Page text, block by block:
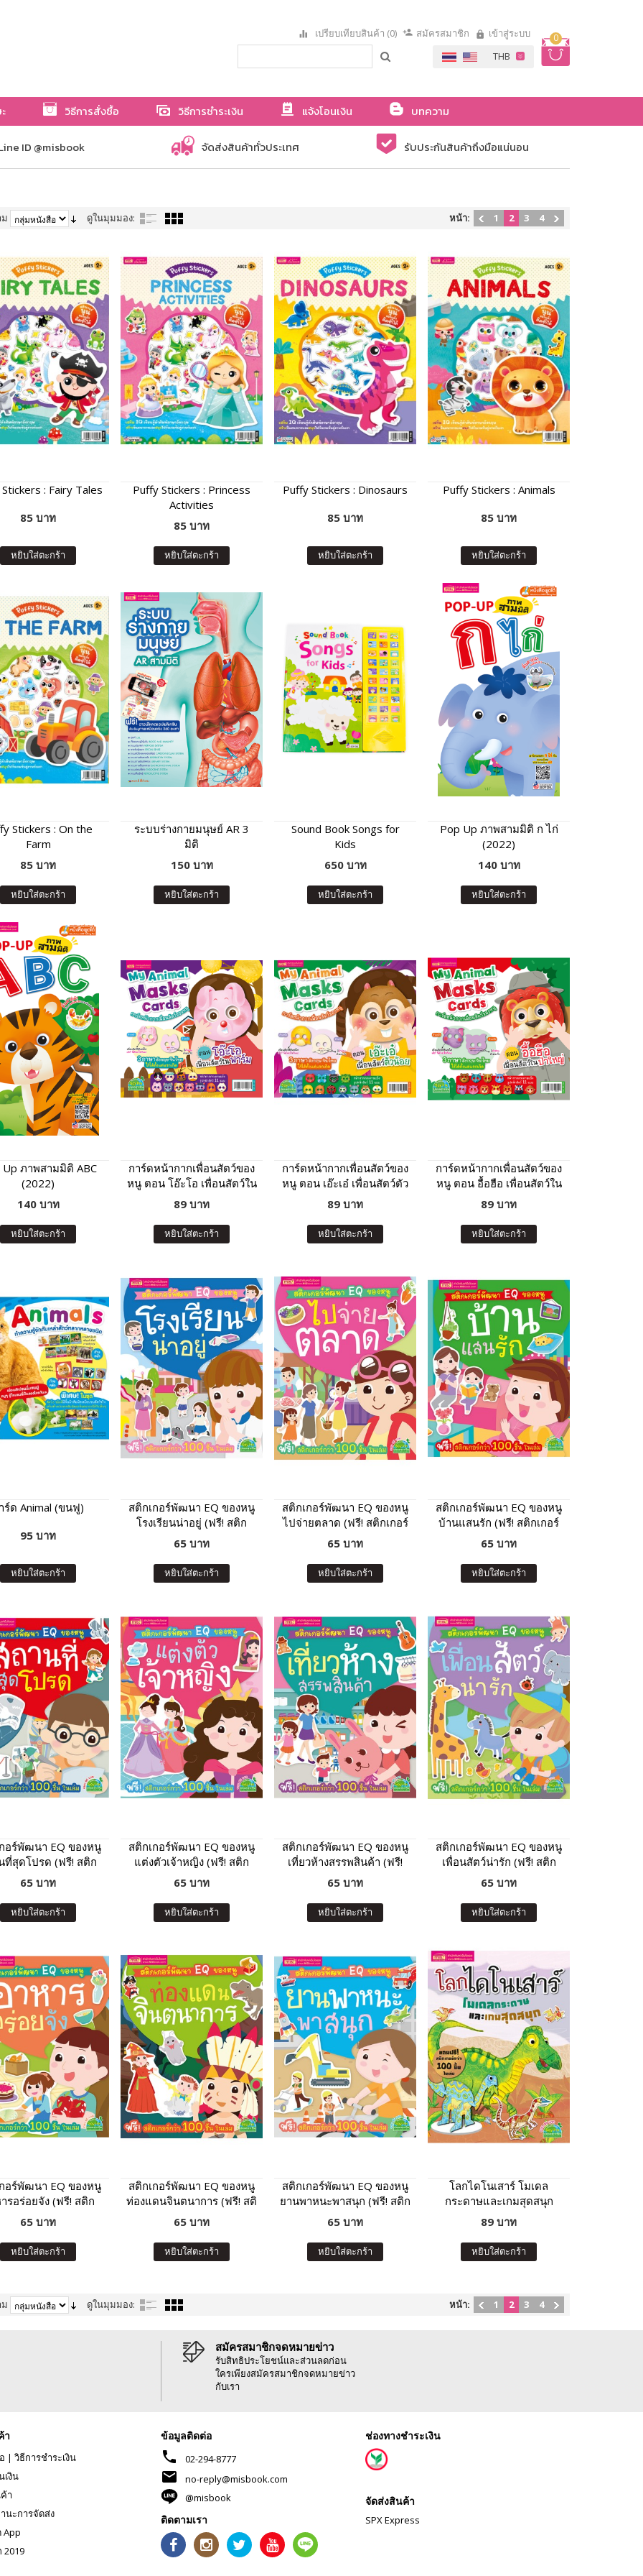
0
เปรียบเทียบสินค้า (0) สมัครสมาชิก เข้าสู่ระบบ
วิธีการสั่งซื้อ วิธีการชำระเงิน แจ้งโอนเงิน บทความ
ID @misbook จัดส่งสินค้าทั่วประเทศ รับประกันสินค้าถึงมือแน่นอน
ม ดูในมุมมอง: หน้า: 1 2 3 4
: Fairy Tales
85 บาท
หยิบใส่ตะกร้า
Puffy Stickers : Princess
Activities
85 บาท
หยิบใส่ตะกร้า
Puffy Stickers : Dinosaurs
85 บาท
หยิบใส่ตะกร้า
Puffy Stickers : Animals
85 บาท
หยิบใส่ตะกร้า
Stickers : On the
Farm
85 บาท
หยิบใส่ตะกร้า
ระบบร่างกายมนุษย์ AR 3
มิติ
150 บาท
หยิบใส่ตะกร้า
Sound Book Songs for
Kids
650 บาท
หยิบใส่ตะกร้า
Pop Up ภาพสามมิติ ก ไก่
(2022)
140 บาท
หยิบใส่ตะกร้า
ภาพสามมิติ ABC
(2022)
140 บาท
หยิบใส่ตะกร้า
การ์ดหน้ากากเพื่อนสัตว์ของ
หนู ตอน โอ๊ะโอ เพื่อนสัตว์ใน
ฟาร์ม
89 บาท
หยิบใส่ตะกร้า
การ์ดหน้ากากเพื่อนสัตว์ของ
หนู ตอน เอ๊ะเอ๋ เพื่อนสัตว์ตัว
น้อย
89 บาท
หยิบใส่ตะกร้า
การ์ดหน้ากากเพื่อนสัตว์ของ
หนู ตอน อื้อฮือ เพื่อนสัตว์ใน
ป่าใหญ่
89 บาท
หยิบใส่ตะกร้า
ร์ด Animal (ขนฟู)
95 บาท
หยิบใส่ตะกร้า
สติกเกอร์พัฒนา EQ ของหนู
โรงเรียนน่าอยู่ (ฟรี! สติก
เกอร์กว่า 100 ชิ้น ในเล่ม)
65 บาท
หยิบใส่ตะกร้า
สติกเกอร์พัฒนา EQ ของหนู
ไปจ่ายตลาด (ฟรี! สติกเกอร์
กว่า 100 ชิ้น ในเล่ม)
65 บาท
หยิบใส่ตะกร้า
สติกเกอร์พัฒนา EQ ของหนู
บ้านแสนรัก (ฟรี! สติกเกอร์
กว่า 100 ชิ้น ในเล่ม)
65 บาท
หยิบใส่ตะกร้า
อร์พัฒนา EQ ของหนู
ที่สุดโปรด (ฟรี! สติก
กว่า 100 ชิ้น ในเล่ม)
65 บาท
หยิบใส่ตะกร้า
สติกเกอร์พัฒนา EQ ของหนู
แต่งตัวเจ้าหญิง (ฟรี! สติก
เกอร์กว่า 100 ชิ้น ในเล่ม)
65 บาท
หยิบใส่ตะกร้า
สติกเกอร์พัฒนา EQ ของหนู
เที่ยวห้างสรรพสินค้า (ฟรี!
สติกเกอร์กว่า 100 ชิ้น ใน
65 บาท
หยิบใส่ตะกร้า
สติกเกอร์พัฒนา EQ ของหนู
เพื่อนสัตว์น่ารัก (ฟรี! สติก
เกอร์กว่า 100 ชิ้น ในเล่ม)
65 บาท
หยิบใส่ตะกร้า
อร์พัฒนา EQ ของหนู
รอร่อยจัง (ฟรี! สติก
กว่า 100 ชิ้น ในเล่ม)
65 บาท
หยิบใส่ตะกร้า
สติกเกอร์พัฒนา EQ ของหนู
ท่องแดนจินตนาการ (ฟรี! สติ
กเกอร์กว่า 100 ชิ้น ในเล่ม)
65 บาท
หยิบใส่ตะกร้า
สติกเกอร์พัฒนา EQ ของหนู
ยานพาหนะพาสนุก (ฟรี! สติก
เกอร์กว่า 100 ชิ้น ในเล่ม)
65 บาท
หยิบใส่ตะกร้า
โลกไดโนเสาร์ โมเดล
กระดาษและเกมสุดสนุก
89 บาท
หยิบใส่ตะกร้า
ม ดูในมุมมอง: หน้า: 1 2 3 4
สมัครสมาชิกจดหมายข่าว
รับสิทธิประโยชน์และส่วนลดก่อน
ใครเพียงสมัครสมาชิกจดหมายข่าว
กับเรา
า
| วิธีการชำระเงิน
เงิน
า
นะการจัดส่ง
App
2019
ข้อมูลติดต่อ
phone 02-294-8777
mail
no-reply@misbook.com
@misbook
ติดตามเรา
ช่องทางชำระเงิน
จัดส่งสินค้า
SPX Express